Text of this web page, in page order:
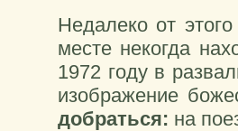
Недалеко от
месте некогда
1972 году в
изображение
добраться: на